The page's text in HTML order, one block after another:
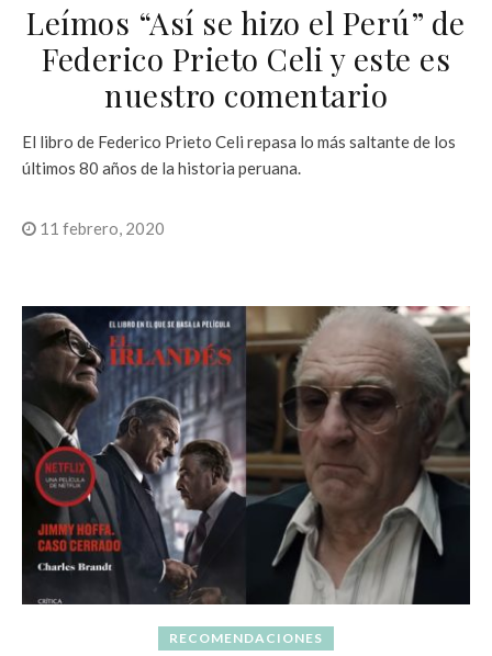
Leímos “Así se hizo el Perú” de
Federico Prieto Celi y este es
nuestro comentario
El libro de Federico Prieto Celi repasa lo más saltante de los
últimos 80 años de la historia peruana.
11 febrero, 2020
RECOMENDACIONES